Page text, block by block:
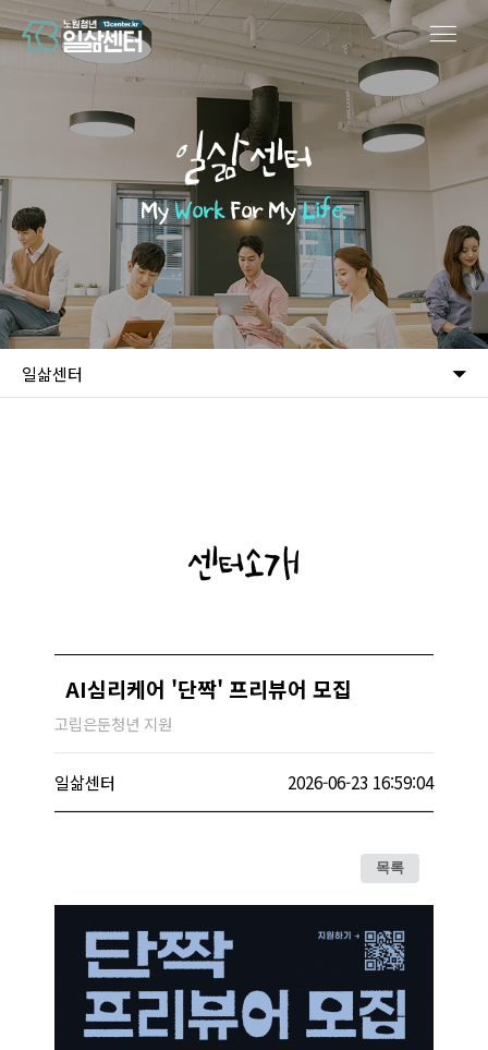
일삶센터
MyWorkFor MyLife.
일삶센터
센터소개
AI심리케어 '단짝' 프리뷰어 모집
고립은둔청년 지원
일삶센터 2026-06-23 16:59:04
목록